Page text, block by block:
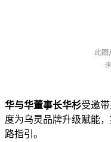
华与华董事长华杉受邀
度为乌灵品牌升级赋能
路指引。